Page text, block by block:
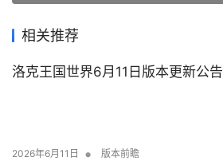
相关推荐
洛克王国世界6月11日版本更新公告
2026年6月11日 • 版本前瞻